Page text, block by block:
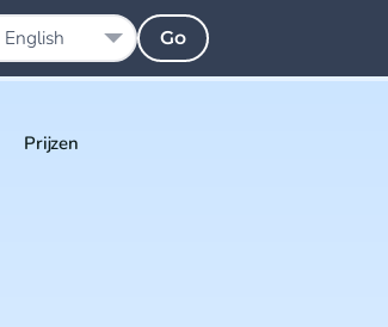
Prijzen
English Go